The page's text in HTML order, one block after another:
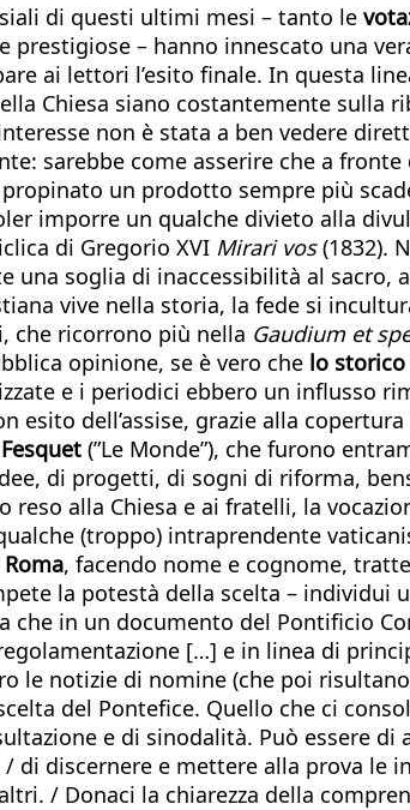
di questi ultimi mesi – tanto le
prestigiose – hanno innescato una
ai lettori l’esito finale. In questa
Chiesa siano costantemente sulla
non è stata a ben vedere
sarebbe come asserire che a
un prodotto sempre più
imporre un qualche divieto alla
di Gregorio XVI Mirari vos(1832).
una soglia di inaccessibilità al sacro,
vive nella storia, la fede si
che ricorrono più nella Gaudium et
opinione, se è vero che lo
e i periodici ebbero un influsso
esito dell’assise, grazie alla
(”Le Monde”), che furono
di progetti, di sogni di riforma,
reso alla Chiesa e ai fratelli, la
(troppo) intraprendente
, facendo nome e cognome,
la potestà della scelta – individui
che in un documento del Pontificio
[…] e in linea di
le notizie di nomine (che poi
del Pontefice. Quello che ci
e di sinodalità. Può essere di
di discernere e mettere alla prova le
/ Donaci la chiarezza della